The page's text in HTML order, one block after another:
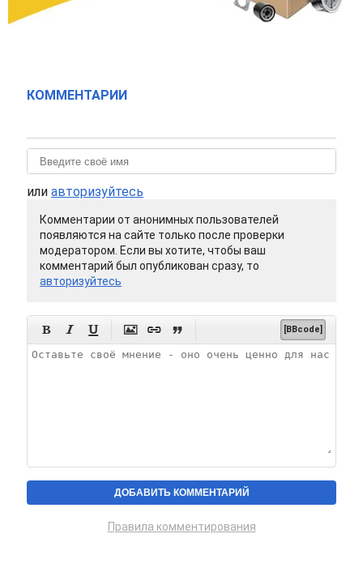
КОММЕНТАРИИ
или авторизуйтесь
Комментарии от анонимных пользователей
появляются на сайте только после проверки
модератором. Если вы хотите, чтобы ваш
комментарий был опубликован сразу, то
авторизуйтесь
      [BBcode]
Правила комментирования